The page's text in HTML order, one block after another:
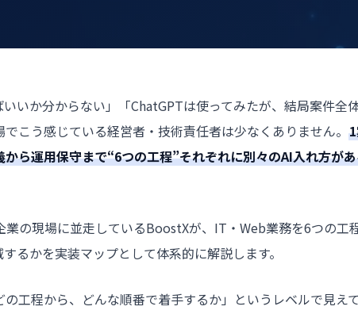
いか分からない」「ChatGPTは使ってみたが、結局案件全
う感じている経営者・技術責任者は少なくありません。
ら運用保守まで“6つの工程”それぞれに別々のAI入れ方が
の現場に並走しているBoostXが、IT・Web業務を6つの工
るかを実装マップとして体系的に解説します。
工程から、どんな順番で着手するか」というレベルで見え